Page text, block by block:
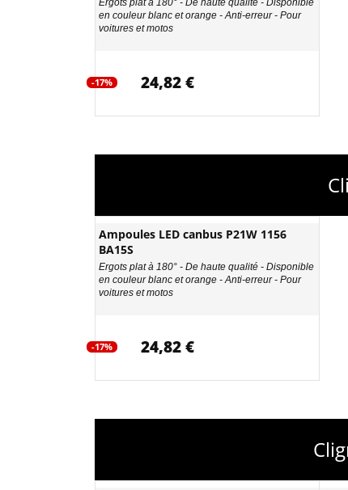
Ergots plat à 180° - De haute qualité - Disponible
en couleur blanc et orange - Anti-erreur - Pour
voitures et motos
-17% 24,82 €
Ampoules LED canbus P21W 1156
BA15S
Ergots plat à 180° - De haute qualité - Disponible
en couleur blanc et orange - Anti-erreur - Pour
voitures et motos
-17% 24,82 €